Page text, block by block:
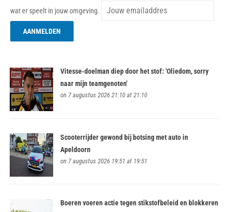
wat er speelt in jouw omgeving.
Vitesse-doelman diep door het stof: 'Oliedom, sorry
naar mijn teamgenoten'
on 7 augustus 2026 21:10 at 21:10
Scooterrijder gewond bij botsing met auto in
Apeldoorn
on 7 augustus 2026 19:51 at 19:51
Boeren voeren actie tegen stikstofbeleid en blokkeren